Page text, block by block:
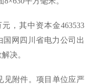
，其中资本金463533
国网四川省电力公司出
决。
见附件。项目单位应严